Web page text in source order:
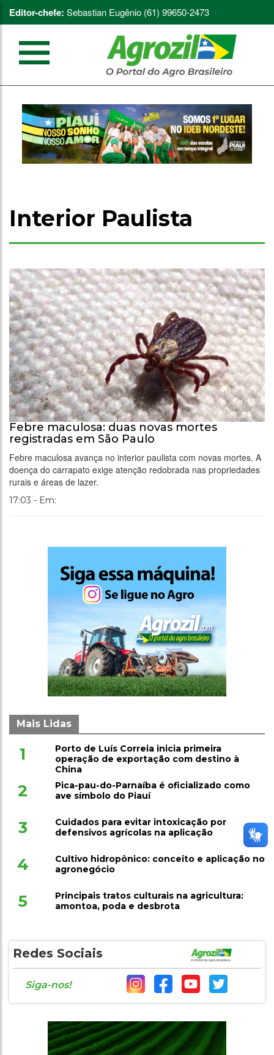
Editor-chefe: Sebastian Eugênio (61) 99650-2473
Interior Paulista
Febre maculosa: duas novas mortes
registradas em São Paulo
Febre maculosa avança no interior paulista com novas mortes. A
doença do carrapato exige atenção redobrada nas propriedades
rurais e áreas de lazer.
17:03 - Em:
Mais Lidas
1
Porto de Luís Correia inicia primeira
operação de exportação com destino à
China
2
Pica-pau-do-Parnaíba é oficializado como
ave símbolo do Piauí
3
Cuidados para evitar intoxicação por
defensivos agrícolas na aplicação
4
Cultivo hidropônico: conceito e aplicação no
agronegócio
5
Principais tratos culturais na agricultura:
amontoa, poda e desbrota
Redes Sociais
Siga-nos!